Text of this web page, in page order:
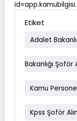
Etiket
Adalet
Bakanlığı Şoför
Kamu Personel
Kpss Şoför